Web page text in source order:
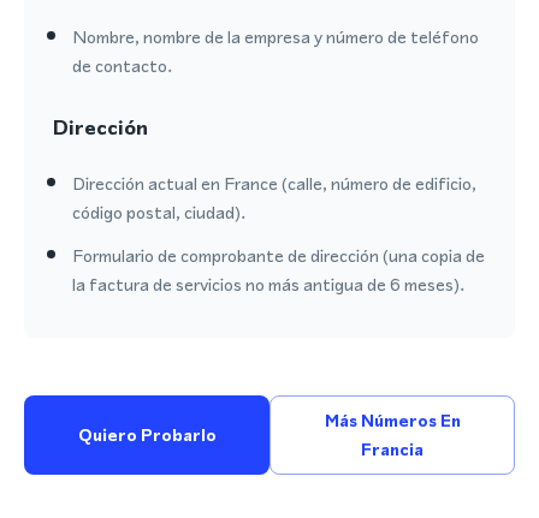
Nombre, nombre de la empresa y número de teléfono
de contacto.
Dirección
Dirección actual en France (calle, número de edificio,
código postal, ciudad).
Formulario de comprobante de dirección (una copia de
la factura de servicios no más antigua de 6 meses).
Quiero Probarlo
Más Números En
Francia